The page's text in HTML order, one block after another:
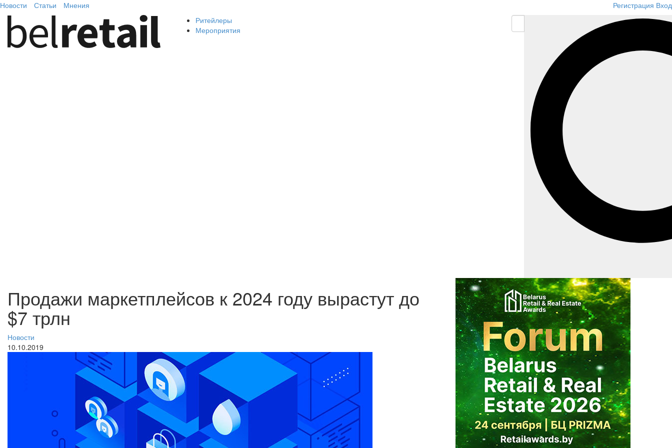
Новости Статьи Мнения Регистрация Вход
Ритейлеры
Мероприятия
Продажи маркетплейсов к 2024 году вырастут до
$7 трлн
Новости
10.10.2019